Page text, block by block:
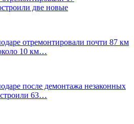
две новые
отремонтировали почти 87 км
10 км…
после демонтажа незаконных
63…